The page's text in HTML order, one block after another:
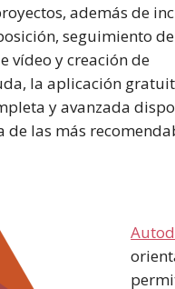
además de
seguimiento de
vídeo y creación de
la aplicación
y avanzada
las más